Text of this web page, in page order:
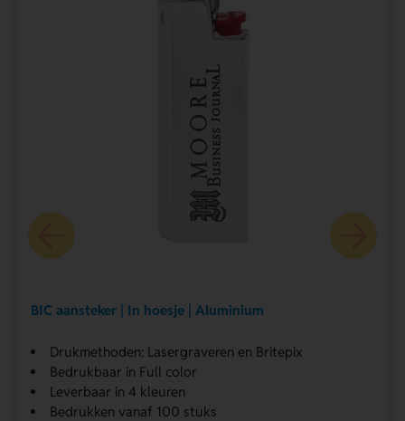
BIC aansteker | In hoesje | Aluminium
Drukmethoden: Lasergraveren en Britepix
Bedrukbaar in Full color
Leverbaar in 4 kleuren
Bedrukken vanaf 100 stuks